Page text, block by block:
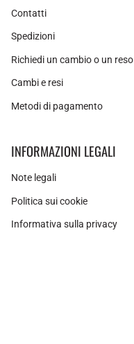
Contatti
Spedizioni
Richiedi un cambio o un reso
Cambi e resi
Metodi di pagamento
INFORMAZIONI LEGALI
Note legali
Politica sui cookie
Informativa sulla privacy